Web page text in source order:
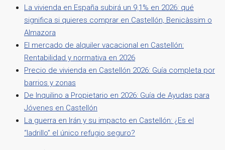
La vivienda en España subirá un 9,1% en 2026: qué
significa si quieres comprar en Castellón, Benicàssim o
Almazora
El mercado de alquiler vacacional en Castellón:
Rentabilidad y normativa en 2026
Precio de vivienda en Castellón 2026: Guía completa por
barrios y zonas
De Inquilino a Propietario en 2026: Guía de Ayudas para
Jóvenes en Castellón
La guerra en Irán y su impacto en Castellón: ¿Es el
“ladrillo” el único refugio seguro?